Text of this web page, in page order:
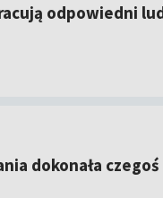
odpowiedni
dokonała czegoś